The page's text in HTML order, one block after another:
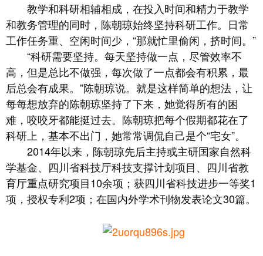
教学和科研相辅相成，在投入时间和精力于教学
和教务管理的同时，陈朝琼始终坚持科研工作。日常
工作任务重、空闲时间少，“那就忙里偷闲，挤时间。”
“科研需要坚持。每天坚持做一点，尽管效率不
高，但是总比不做强，每次做了一点都会有积累，最
后总会有成果。”陈朝琼说。就是这样简单的想法，让
每每想放弃的陈朝琼坚持了下来，她觉得所有的困
难，咬咬牙都能挺过去。陈朝琼把每个假期都花在了
科研上，基本不出门，她常常调侃自己是个“宅女”。
2014年以来，陈朝琼先后主持或主研国家自然科
学基金、四川省科技厅科技支撑计划项目、四川省教
育厅重点研究项目10余项；获四川省科技进步一等奖1
项，授权专利2项；在国内外学术刊物发表论文30篇。